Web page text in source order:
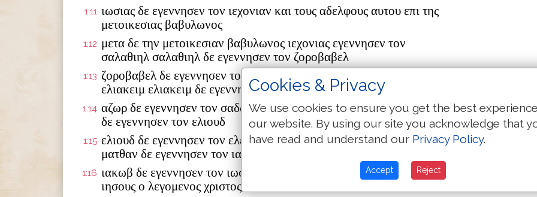
1:11 ιωσιας δε εγεννησεν τον ιεχονιαν και τους αδελφους αυτου επι της
μετοικεσιας βαβυλωνος
1:12 μετα δε την μετοικεσιαν βαβυλωνος ιεχονιας εγεννησεν τον
σαλαθιηλ σαλαθιηλ δε εγεννησεν τον ζοροβαβελ
1:13 ζοροβαβελ δε εγεννησεν τον αβιουδ αβιουδ δε εγεννησεν τον
ελιακειμ ελιακειμ δε εγεννησεν τον αζωρ
1:14 αζωρ δε εγεννησεν τον σαδωκ σαδωκ δε εγεννησεν τον αχειμ αχειμ
δε εγεννησεν τον ελιουδ
1:15 ελιουδ δε εγεννησεν τον ελεαζαρ ελεαζαρ δε εγεννησεν τον ματθαν
ματθαν δε εγεννησεν τον ιακωβ
1:16 ιακωβ δε εγεννησεν τον ιωσηφ τον ανδρα μαριας εξ ης εγεννηθη
ιησους ο λεγομενος χριστος
Cookies & Privacy
We use cookies to ensure you get the best
our website. By using our site you acknowledge that
have read and understand our Privacy Policy.
Accept Reject